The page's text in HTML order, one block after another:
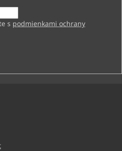
s podmienkami ochrany